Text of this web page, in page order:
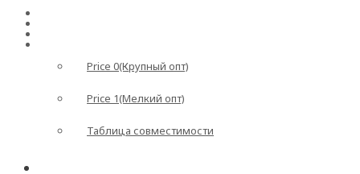
Price 0(Крупный опт)
Price 1(Мелкий опт)
Таблица совместимости